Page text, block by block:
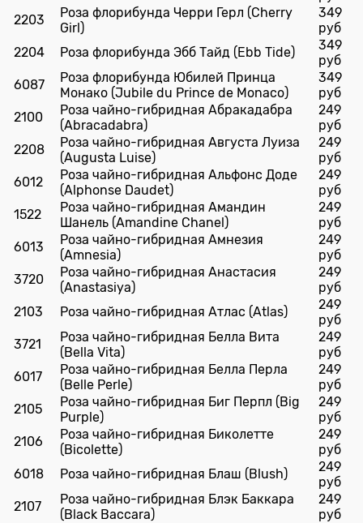
2203
Роза флорибунда Черри Герл (Cherry
Girl)
349
руб
2204
Роза флорибунда Эбб Тайд (Ebb Tide)
349
руб
6087
Роза флорибунда Юбилей Принца
Монако (Jubile du Prince de Monaco)
349
руб
2100
Роза чайно-гибридная Абракадабра
(Abracadabra)
249
руб
2208
Роза чайно-гибридная Августа Луиза
(Augusta Luise)
249
руб
6012
Роза чайно-гибридная Альфонс Доде
(Alphonse Daudet)
249
руб
1522
Роза чайно-гибридная Амандин
Шанель (Amandine Chanel)
249
руб
6013
Роза чайно-гибридная Амнезия
(Amnesia)
249
руб
3720
Роза чайно-гибридная Анастасия
(Anastasiya)
249
руб
2103
Роза чайно-гибридная Атлас (Atlas)
249
руб
3721
Роза чайно-гибридная Белла Вита
(Bella Vita)
249
руб
6017
Роза чайно-гибридная Белла Перла
(Belle Perle)
249
руб
2105
Роза чайно-гибридная Биг Перпл (Big
Purple)
249
руб
2106
Роза чайно-гибридная Биколетте
(Bicolette)
249
руб
6018
Роза чайно-гибридная Блаш (Blush)
249
руб
2107
Роза чайно-гибридная Блэк Баккара
(Black Baccara)
249
руб